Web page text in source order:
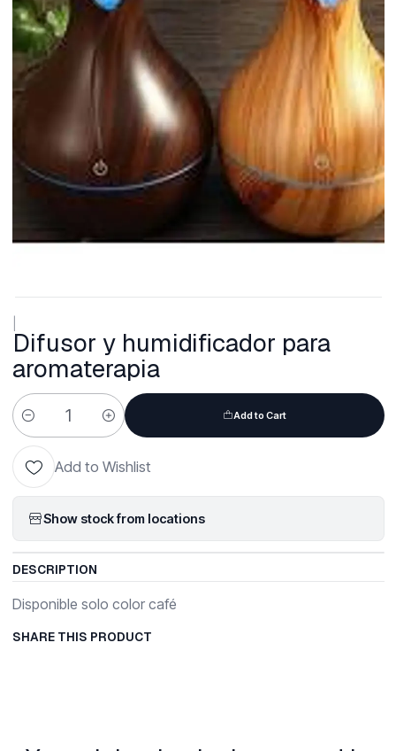
Difusor y humidificador para
aromaterapia
Quantity
Add to Cart
Add to Wishlist
Show stock from locations
DESCRIPTION
Disponible solo color café
SHARE THIS PRODUCT